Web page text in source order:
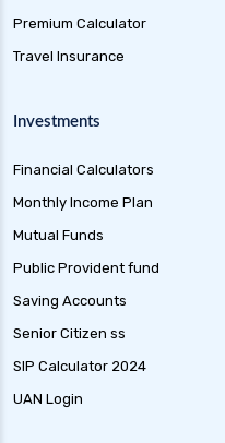
Premium Calculator
Travel Insurance
Investments
Financial Calculators
Monthly Income Plan
Mutual Funds
Public Provident fund
Saving Accounts
Senior Citizen ss
SIP Calculator 2024
UAN Login